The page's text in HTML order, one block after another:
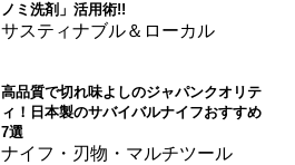
ノミ洗剤」活用術!!
サスティナブル＆ローカル
高品質で切れ味よしのジャパンクオリテ
ィ！日本製のサバイバルナイフおすすめ
7選
ナイフ・刃物・マルチツール